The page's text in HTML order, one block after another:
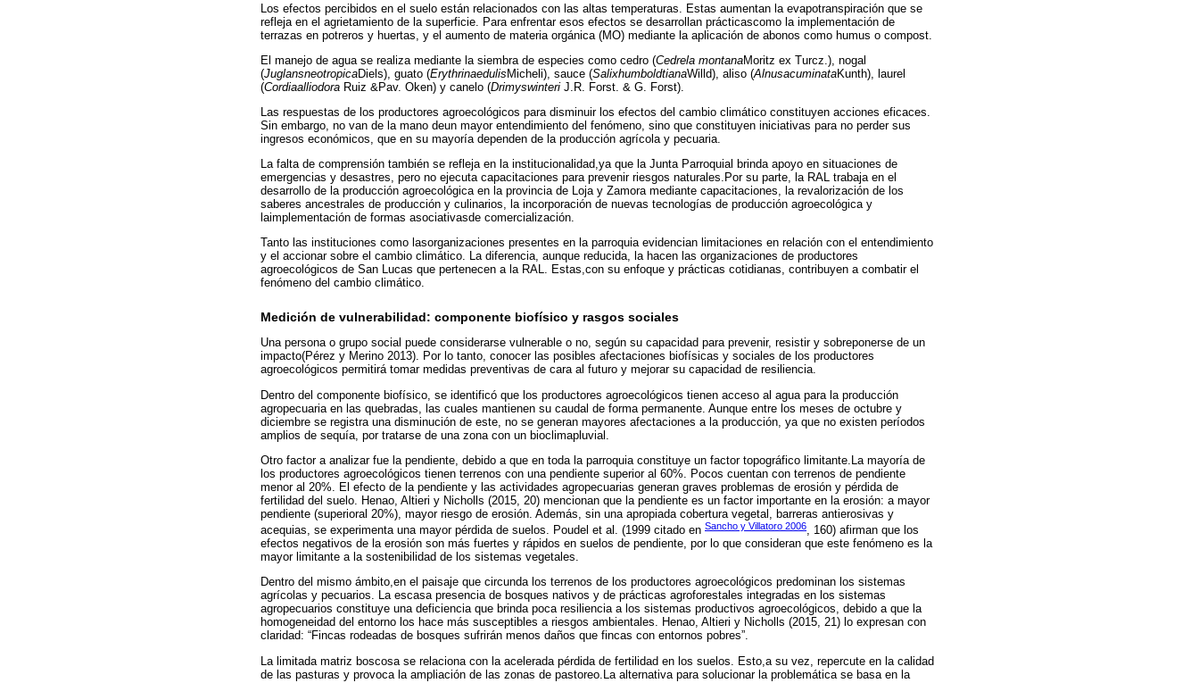
Los efectos percibidos en el suelo están relacionados con las altas temperaturas. Estas aumentan la evapotranspiración que se
refleja en el agrietamiento de la superficie. Para enfrentar esos efectos se desarrollan prácticascomo la implementación de
terrazas en potreros y huertas, y el aumento de materia orgánica (MO) mediante la aplicación de abonos como humus o compost.
El manejo de agua se realiza mediante la siembra de especies como cedro (Cedrela montanaMoritz ex Turcz.), nogal
(JuglansneotropicaDiels), guato (ErythrinaedulisMicheli), sauce (SalixhumboldtianaWilld), aliso (AlnusacuminataKunth), laurel
(Cordiaalliodora Ruiz &Pav. Oken) y canelo (Drimyswinteri J.R. Forst. & G. Forst).
Las respuestas de los productores agroecológicos para disminuir los efectos del cambio climático constituyen acciones eficaces.
Sin embargo, no van de la mano deun mayor entendimiento del fenómeno, sino que constituyen iniciativas para no perder sus
ingresos económicos, que en su mayoría dependen de la producción agrícola y pecuaria.
La falta de comprensión también se refleja en la institucionalidad,ya que la Junta Parroquial brinda apoyo en situaciones de
emergencias y desastres, pero no ejecuta capacitaciones para prevenir riesgos naturales.Por su parte, la RAL trabaja en el
desarrollo de la producción agroecológica en la provincia de Loja y Zamora mediante capacitaciones, la revalorización de los
saberes ancestrales de producción y culinarios, la incorporación de nuevas tecnologías de producción agroecológica y
laimplementación de formas asociativasde comercialización.
Tanto las instituciones como lasorganizaciones presentes en la parroquia evidencian limitaciones en relación con el entendimiento
y el accionar sobre el cambio climático. La diferencia, aunque reducida, la hacen las organizaciones de productores
agroecológicos de San Lucas que pertenecen a la RAL. Estas,con su enfoque y prácticas cotidianas, contribuyen a combatir el
fenómeno del cambio climático.
Medición de vulnerabilidad: componente biofísico y rasgos sociales
Una persona o grupo social puede considerarse vulnerable o no, según su capacidad para prevenir, resistir y sobreponerse de un
impacto(Pérez y Merino 2013). Por lo tanto, conocer las posibles afectaciones biofísicas y sociales de los productores
agroecológicos permitirá tomar medidas preventivas de cara al futuro y mejorar su capacidad de resiliencia.
Dentro del componente biofísico, se identificó que los productores agroecológicos tienen acceso al agua para la producción
agropecuaria en las quebradas, las cuales mantienen su caudal de forma permanente. Aunque entre los meses de octubre y
diciembre se registra una disminución de este, no se generan mayores afectaciones a la producción, ya que no existen períodos
amplios de sequía, por tratarse de una zona con un bioclimapluvial.
Otro factor a analizar fue la pendiente, debido a que en toda la parroquia constituye un factor topográfico limitante.La mayoría de
los productores agroecológicos tienen terrenos con una pendiente superior al 60%. Pocos cuentan con terrenos de pendiente
menor al 20%. El efecto de la pendiente y las actividades agropecuarias generan graves problemas de erosión y pérdida de
fertilidad del suelo. Henao, Altieri y Nicholls (2015, 20) mencionan que la pendiente es un factor importante en la erosión: a mayor
pendiente (superioral 20%), mayor riesgo de erosión. Además, sin una apropiada cobertura vegetal, barreras antierosivas y
acequias, se experimenta una mayor pérdida de suelos. Poudel et al. (1999 citado en Sancho y Villatoro 2006, 160) afirman que los
efectos negativos de la erosión son más fuertes y rápidos en suelos de pendiente, por lo que consideran que este fenómeno es la
mayor limitante a la sostenibilidad de los sistemas vegetales.
Dentro del mismo ámbito,en el paisaje que circunda los terrenos de los productores agroecológicos predominan los sistemas
agrícolas y pecuarios. La escasa presencia de bosques nativos y de prácticas agroforestales integradas en los sistemas
agropecuarios constituye una deficiencia que brinda poca resiliencia a los sistemas productivos agroecológicos, debido a que la
homogeneidad del entorno los hace más susceptibles a riesgos ambientales. Henao, Altieri y Nicholls (2015, 21) lo expresan con
claridad: “Fincas rodeadas de bosques sufrirán menos daños que fincas con entornos pobres”.
La limitada matriz boscosa se relaciona con la acelerada pérdida de fertilidad en los suelos. Esto,a su vez, repercute en la calidad
de las pasturas y provoca la ampliación de las zonas de pastoreo.La alternativa para solucionar la problemática se basa en la